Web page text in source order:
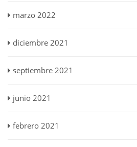
marzo 2022
diciembre 2021
septiembre 2021
junio 2021
febrero 2021